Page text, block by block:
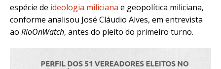
espécie de ideologia miliciana e geopolítica miliciana,
conforme analisou José Cláudio Alves, em entrevista
ao RioOnWatch, antes do pleito do primeiro turno.